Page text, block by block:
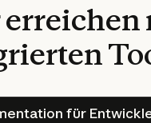
erreichen
für